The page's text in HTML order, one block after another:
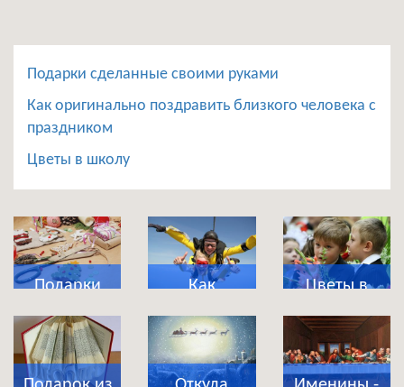
Подарки сделанные своими руками
Как оригинально поздравить близкого человека с
праздником
Цветы в школу
Подарки
сделанные
своими
руками
Как
оригинально
поздравить
близкого
Цветы в
школу